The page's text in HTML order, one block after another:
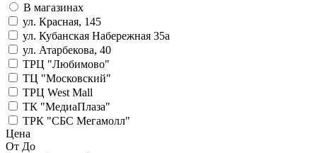
В магазинах
ул. Красная, 145
ул. Кубанская Набережная 35а
ул. Атарбекова, 40
ТРЦ "Любимово"
ТЦ "Московский"
ТРЦ West Mall
ТК "МедиаПлаза"
ТРК "СБС Мегамолл"
Цена
От До